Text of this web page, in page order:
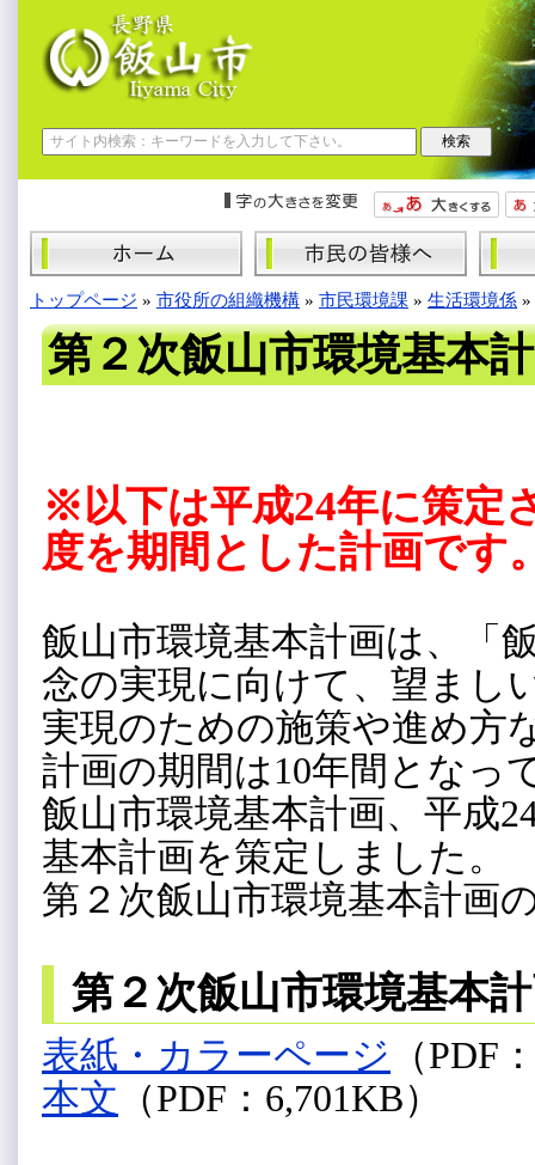
トップページ » 市役所の組織機構 » 市民環境課 » 生活環境係 »
第２次飯山市環境基本
※以下は平成24年に策定
度を期間とした計画です
飯山市環境基本計画は、「
念の実現に向けて、望まし
実現のための施策や進め方
計画の期間は10年間となっ
飯山市環境基本計画、平成
基本計画を策定しました。
第２次飯山市環境基本計画
第２次飯山市環境基本
表紙・カラーページ （PDF
本文 （PDF：6,701KB）